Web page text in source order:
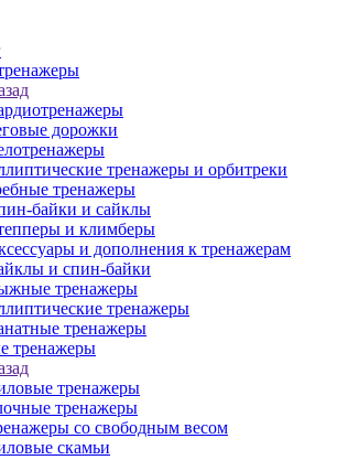
дорожки
тренажеры и орбитреки
тренажеры
байки и сайклы
и климберы
и дополнения к тренажерам
и спин-байки
тренажеры
тренажеры
тренажеры
тренажеры
тренажеры
тренажеры
со свободным весом
скамьи